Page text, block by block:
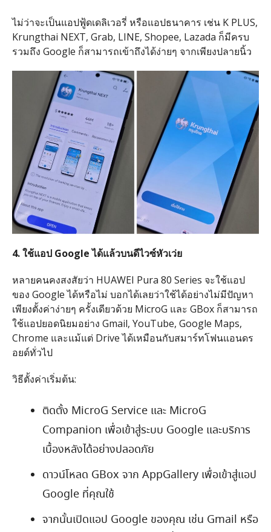
ไม่ว่าจะเป็นแอปฟู้ดเดลิเวอรี่ หรือแอปธนาคาร เช่นK PLUS,
Krungthai NEXT, Grab, LINE, Shopee, Lazada ก็มีครบ
รวมถึง Google ก็สามารถเข้าถึงได้ง่ายๆ จากเพียงปลายนิ้ว
4.ใช้แอปGoogleได้แล้วบนดีไวซ์หัวเว่ย
หลายคนคงสงสัยว่า HUAWEI Pura 80 Series จะใช้แอป
ของ Googleได้หรือไม่ บอกได้เลยว่าใช้ได้อย่างไม่มีปัญหา
เพียงตั้งค่าง่ายๆ ครั้งเดียวด้วย MicroG และ GBox ก็สามารถ
ใช้แอปยอดนิยมอย่าง Gmail, YouTube, Google Maps,
Chrome และแม้แต่Driveได้เหมือนกับสมาร์ทโฟนแอนดร
อยด์ทั่วไป
วิธีตั้งค่าเริ่มต้น:
ติดตั้ง MicroG Service และMicroG
Companion เพื่อเข้าสู่ระบบ Google และบริการ
เบื้องหลังได้อย่างปลอดภัย
ดาวน์โหลด GBox จาก AppGallery เพื่อเข้าสู่แอป
Google ที่คุณใช้
จากนั้นเปิดแอป Google ของคุณ เช่น Gmail หรือ